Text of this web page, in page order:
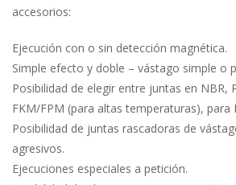
accesorios:
Ejecución con o sin detección magnética.
Simple efecto y doble – vástago simple o
Posibilidad de elegir entre juntas en NBR,
FKM/FPM (para altas temperaturas), para
Posibilidad de juntas rascadoras de
agresivos.
Ejecuciones especiales a petición.